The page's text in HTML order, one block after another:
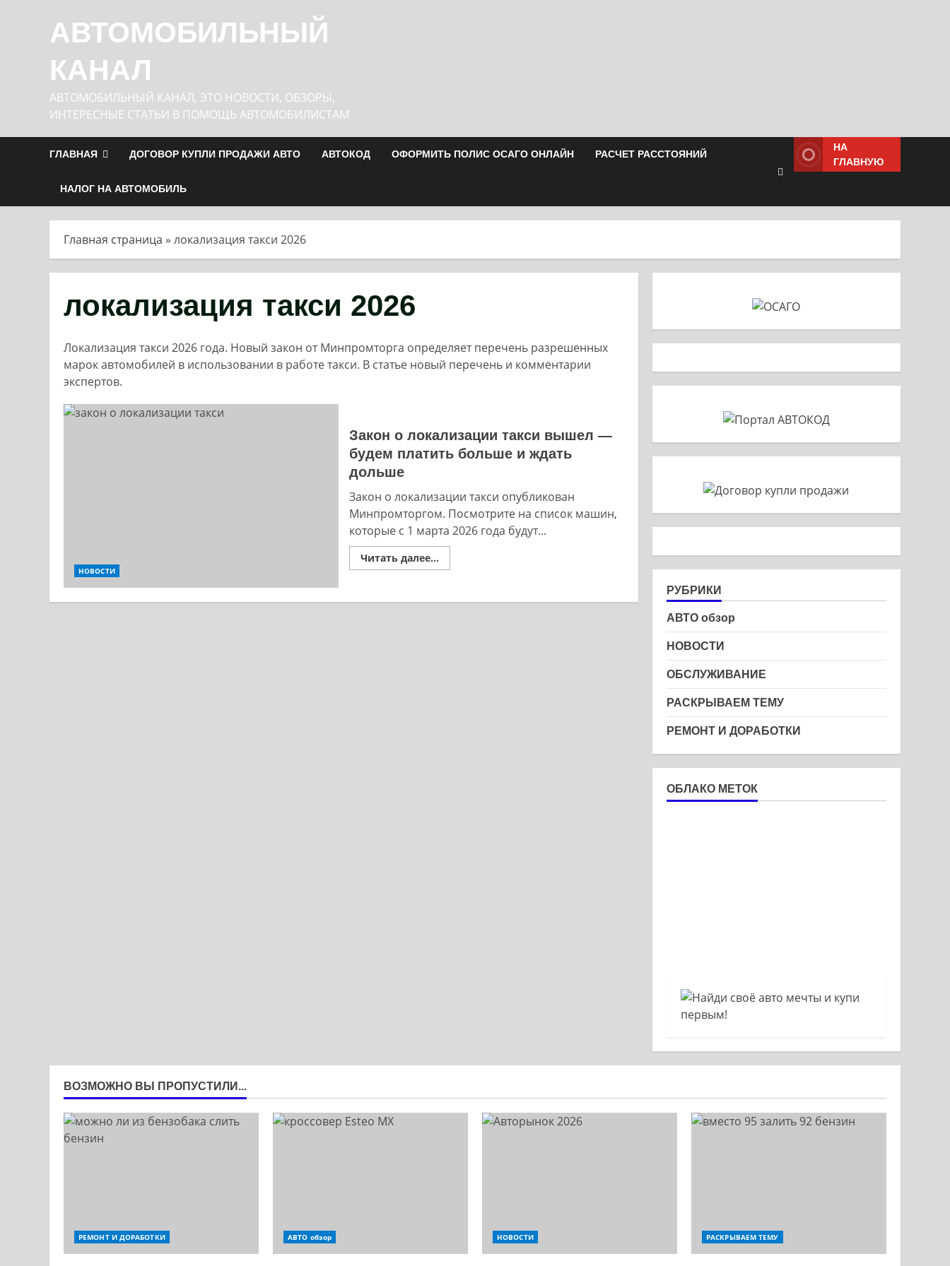
содержимомуАВТОМОБИЛЬНЫЙ
КАНАЛ
АВТОМОБИЛЬНЫЙ КАНАЛ, ЭТО НОВОСТИ, ОБЗОРЫ,
ИНТЕРЕСНЫЕ СТАТЬИ В ПОМОЩЬ АВТОМОБИЛИСТАМ
ГЛАВНАЯ ДОГОВОР КУПЛИ ПРОДАЖИ АВТО АВТОКОД ОФОРМИТЬ ПОЛИС ОСАГО ОНЛАЙН РАСЧЕТ РАССТОЯНИЙ
НАЛОГ НА АВТОМОБИЛЬ
НА
ГЛАВНУЮ
Главная страница » локализация такси 2026
локализация такси 2026
Локализация такси 2026 года. Новый закон от Минпромторга определяет перечень разрешенных
марок автомобилей в использовании в работе такси. В статье новый перечень и комментарии
экспертов.
НОВОСТИ
Закон о локализации такси вышел —
будем платить больше и ждать
дольше
Закон о локализации такси опубликован
Минпромторгом. Посмотрите на список машин,
которые с 1 марта 2026 года будут...
Читать далее...Read
more
локализации
РУБРИКИ
АВТО обзор
НОВОСТИ
ОБСЛУЖИВАНИЕ
РАСКРЫВАЕМ ТЕМУ
РЕМОНТ И ДОРАБОТКИ
ОБЛАКО МЕТОК
ВОЗМОЖНО ВЫ ПРОПУСТИЛИ...
РЕМОНТ И ДОРАБОТКИ АВТО обзор НОВОСТИ РАСКРЫВАЕМ ТЕМУ